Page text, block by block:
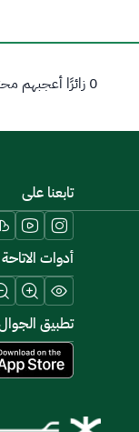
0 زائرًا أعجبهم محتوى الصفحة من أصل 1 مشاركة
تابعنا على
أدوات
تطبيق